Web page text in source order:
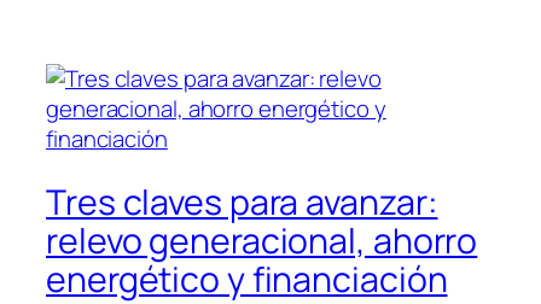
Tres claves para avanzar:
relevo generacional, ahorro
energético y financiación